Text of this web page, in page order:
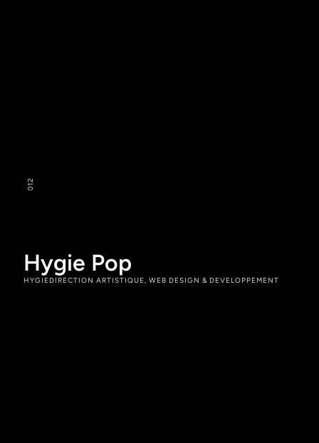
01
2
Hygie Pop
HYGIE DIRECTION ARTISTIQUE, WEB DESIGN & DEVELOPPEMENT